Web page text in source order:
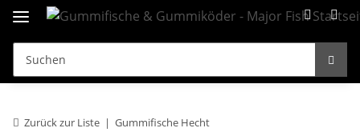
Zurück zur Liste Gummifische Hecht